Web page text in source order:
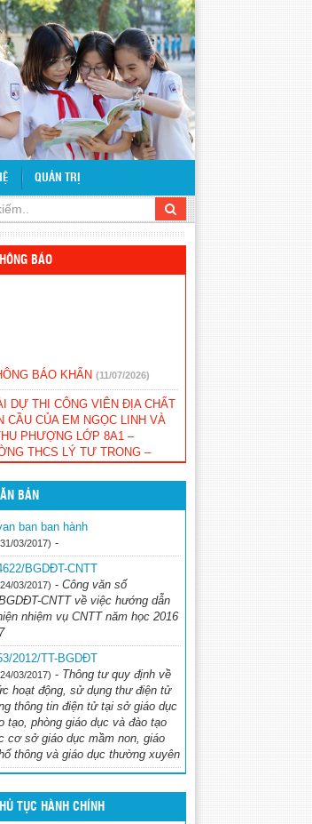
QUẢN TRỊ
LÝ TỰ TRỌNG
THÔNG BÁO
DỰ THI CÔNG VIÊN ĐỊA CHẤT
CẦU CỦA EM NGỌC LINH VÀ
PHƯỢNG LỚP 8A1 –
THCS LÝ TỰ TRỌNG –
XUÂN – KRÔNG NÔ
view
DỰ THI CÔNG VIÊN ĐỊA CHẤT
CẦU CỦA EM TRỌNG TẤN VÀ
MAI LỚP 9A1 – TRƯỜNG
LÝ TỰ TRỌNG – NAM XUÂN –
NÔ (23/11/2023)
DỰ THI CÔNG VIÊN ĐỊA CHẤT
CẦU CỦA EM KHÁNH CHI VÀ
HẢI LỚP 7A1 – TRƯỜNG
LÝ TỰ TRỌNG – NAM XUÂN –
NÔ (23/11/2023)
DỰ THI CÔNG VIÊN ĐỊA CHẤT
CẦU CỦA EM AN VÀ EM NHƯ
– TRƯỜNG THCS LÝ TỰ
– NAM XUÂN – KRÔNG NÔ
2023)
hoạt động dạy và học năm
(24/03/2017)
BẢN
ban ban hành
03/2017) -
BGDĐT-CNTT
03/2017) - Công văn số
CNTT về việc hướng dẫn
nhiệm vụ CNTT năm học 2016
2012/TT-BGDĐT
03/2017) - Thông tư quy định về
hoạt động, sử dụng thư điện tử
thông tin điện tử tại sở giáo dục
tạo, phòng giáo dục và đào tạo
cơ sở giáo dục mầm non, giáo
thông và giáo dục thường xuyên
THỦ TỤC HÀNH CHÍNH